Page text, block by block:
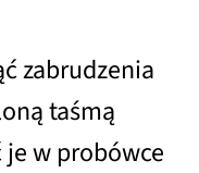
zabrudzenia
taśmą
w probówce